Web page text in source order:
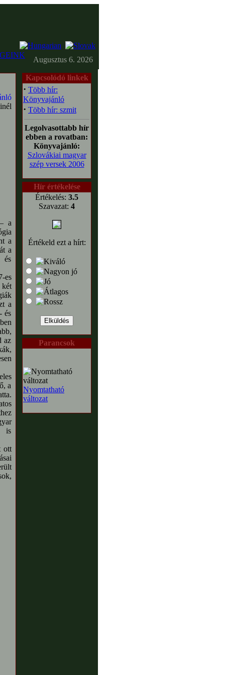
Augusztus 6. 2026
a
a
a
és
es
két
a
és
az
a
is
ott
Kapcsolódó linkek
· Több hír:
Könyvajánló
· Több hír: szmit
Legolvasottabb hír
ebben a rovatban:
Könyvajánló:
Szlovákiai magyar
szép versek 2006
Hír értékelése
Értékelés: 3.5
Szavazat: 4
Értékeld ezt a hírt:
Parancsok
Nyomtatható
változat